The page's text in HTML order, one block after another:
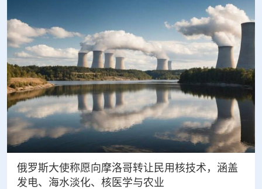
俄罗斯大使称愿向摩洛哥转让民用核技术，涵盖
发电、海水淡化、核医学与农业